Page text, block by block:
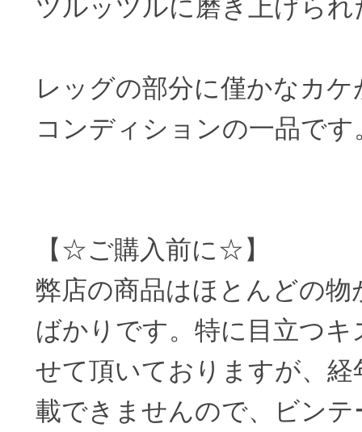
ツルッツルに磨き上げら
レッグの部分に僅かなカ
コンディションの一品です
【☆ご購入前に☆】
弊店の商品はほとんどの
ばかりです。特に目立つ
せて頂いておりますが、
載できませんので、ビン